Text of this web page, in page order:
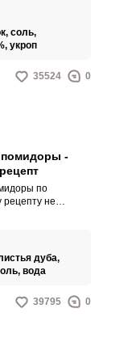
и
но и украсить
стол.
соль,
укроп
35524 0
-
по
не
с нотками
брожения.
дуба,
вода
39795 0